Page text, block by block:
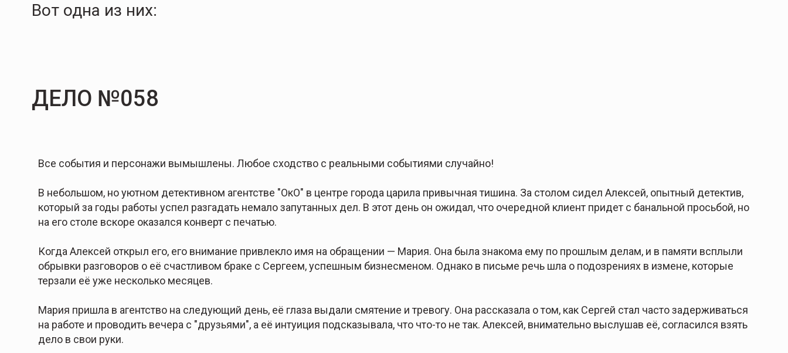
Вот одна из них:
ДЕЛО №058
Все события и персонажи вымышлены. Любое сходство с реальными событиями случайно!
В небольшом, но уютном детективном агентстве "ОкО" в центре города царила привычная тишина. За столом сидел Алексей, опытный детектив,
который за годы работы успел разгадать немало запутанных дел. В этот день он ожидал, что очередной клиент придет с банальной просьбой, но
на его столе вскоре оказался конверт с печатью.
Когда Алексей открыл его, его внимание привлекло имя на обращении — Мария. Она была знакома ему по прошлым делам, и в памяти всплыли
обрывки разговоров о её счастливом браке с Сергеем, успешным бизнесменом. Однако в письме речь шла о подозрениях в измене, которые
терзали её уже несколько месяцев.
Мария пришла в агентство на следующий день, её глаза выдали смятение и тревогу. Она рассказала о том, как Сергей стал часто задерживаться
на работе и проводить вечера с "друзьями", а её интуиция подсказывала, что что-то не так. Алексей, внимательно выслушав её, согласился взять
дело в свои руки.